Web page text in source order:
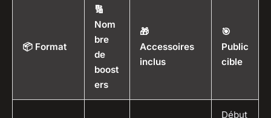
📦 Format
🔢
Nom
bre
de
boost
ers
🎁
Accessoires
inclus
🎯
Public
cible
Début